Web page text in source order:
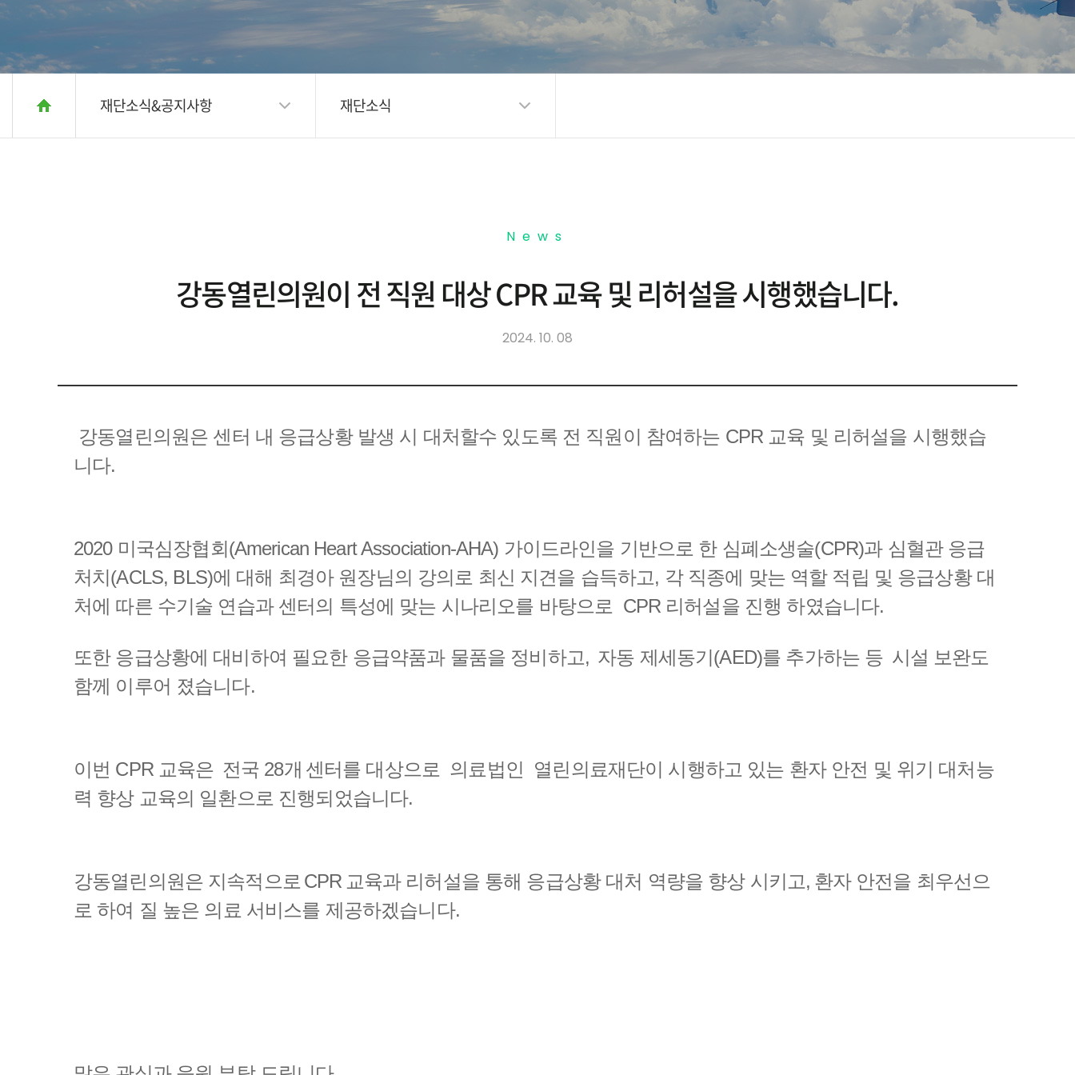
재단소식&공지사항 재단소식
News
강동열린의원이 전 직원 대상 CPR 교육 및 리허설을 시행했습니다.
2024. 10. 08
강동열린의원은 센터 내 응급상황 발생 시 대처할수 있도록 전 직원이 참여하는 CPR 교육 및 리허설을 시행했습
니다.
2020 미국심장협회(American Heart Association-AHA) 가이드라인을 기반으로 한 심폐소생술(CPR)과 심혈관 응급
처치(ACLS, BLS)에 대해 최경아 원장님의 강의로 최신 지견을 습득하고, 각 직종에 맞는 역할 적립 및 응급상황 대
처에 따른 수기술 연습과 센터의 특성에 맞는 시나리오를 바탕으로 CPR 리허설을 진행 하였습니다.
또한 응급상황에 대비하여 필요한 응급약품과 물품을 정비하고, 자동 제세동기(AED)를 추가하는 등 시설 보완도
함께 이루어 졌습니다.
이번 CPR 교육은 전국 28개 센터를 대상으로 의료법인 열린의료재단이 시행하고 있는 환자 안전 및 위기 대처능
력 향상 교육의 일환으로 진행되었습니다.
강동열린의원은 지속적으로 CPR 교육과 리허설을 통해 응급상황 대처 역량을 향상 시키고, 환자 안전을 최우선으
로 하여 질 높은 의료 서비스를 제공하겠습니다.